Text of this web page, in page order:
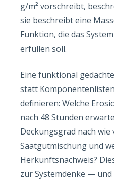
g/m² vorschreibt,
sie beschreibt eine
Funktion, die das
erfüllen soll.
Eine funktional
statt
definieren: Welche
nach 48 Stunden
Deckungsgrad nach wie
Saatgutmischung und
Herkunftsnachweis?
zur Systemdenke — und